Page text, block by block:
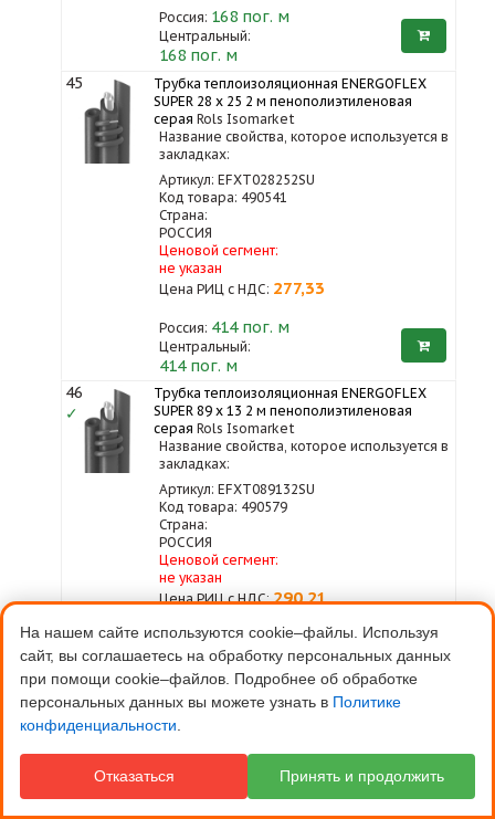
Россия: 168 пог. м
Центральный:
168 пог. м
45
Трубка теплоизоляционная ENERGOFLEX
SUPER 28 x 25 2 м пенополиэтиленовая
серая Rols Isomarket
Название свойства, которое используется в
закладках:
Артикул: EFXT028252SU
Код товара: 490541
Страна:
РОССИЯ
Ценовой сегмент:
не указан
Цена РИЦ с НДС: 277,33
Россия: 414 пог. м
Центральный:
414 пог. м
46
✓
Трубка теплоизоляционная ENERGOFLEX
SUPER 89 x 13 2 м пенополиэтиленовая
серая Rols Isomarket
Название свойства, которое используется в
закладках:
Артикул: EFXT089132SU
Код товара: 490579
Страна:
РОССИЯ
Ценовой сегмент:
не указан
Цена РИЦ с НДС:290,21
Россия:400пог. м
Центральный:
400 пог. м
47
Трубка теплоизоляционная ENERGOFLEX
SUPER 76 x 20 2 м пенополиэтиленовая
Название свойства, которое используется в
закладках:
Артикул: EFXT076202SU
На нашем сайте используются cookie–файлы. Используя
сайт, вы соглашаетесь на обработку персональных данных
при помощи cookie–файлов. Подробнее об обработке
персональных данных вы можете узнать в Политике
конфиденциальности
Отказаться Принять и продолжить